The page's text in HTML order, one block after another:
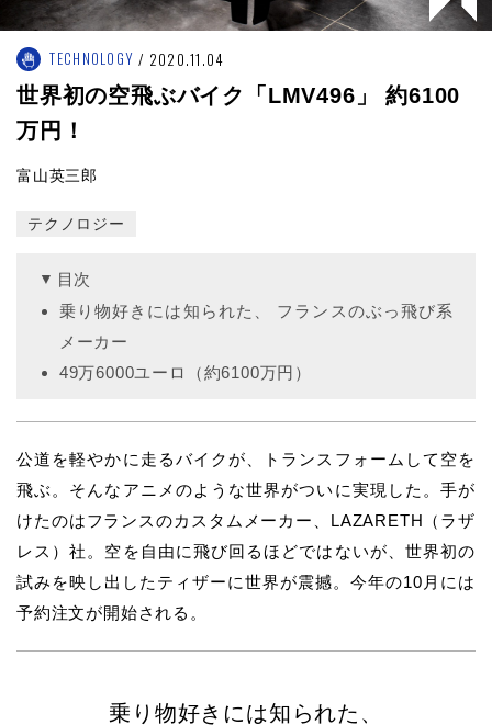
TECHNOLOGY 2020.11.04
世界初の空飛ぶバイク「LMV496」 約6100
万円！
富山英三郎
テクノロジー
目次
乗り物好きには知られた、 フランスのぶっ飛び系
メーカー
49万6000ユーロ（約6100万円）
公道を軽やかに走るバイクが、トランスフォームして空を
飛ぶ。そんなアニメのような世界がついに実現した。手が
けたのはフランスのカスタムメーカー、LAZARETH（ラザ
レス）社。空を自由に飛び回るほどではないが、世界初の
試みを映し出したティザーに世界が震撼。今年の10月には
予約注文が開始される。
乗り物好きには知られた、